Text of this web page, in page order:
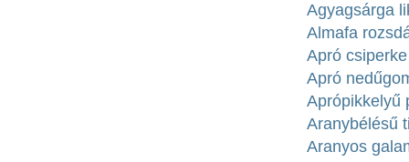
Agyagsárga
Almafa
Apró
Apró
Aprópikkelyű
Aranybélésű
Aranyos